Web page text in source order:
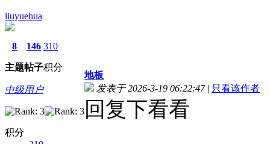
liuyuehua
8
主题
146
帖子
310
积分
中级用户
积分
地板
发表于 2026-3-19 06:22:47 | 只看该作者
回复下看看